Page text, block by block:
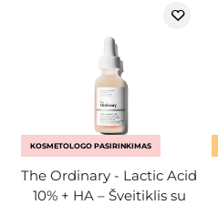
KOSMETOLOGO PASIRINKIMAS
The Ordinary - Lactic Acid
10% + HA – Šveitiklis su